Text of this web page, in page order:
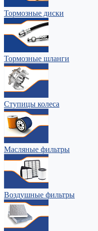
Тормозные диски
Тормозные шланги
Ступицы колеса
Масляные фильтры
Воздушные фильтры